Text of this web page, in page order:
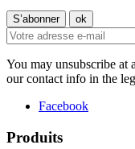
You may unsubscribe at
our contact info in the
Facebook
Produits